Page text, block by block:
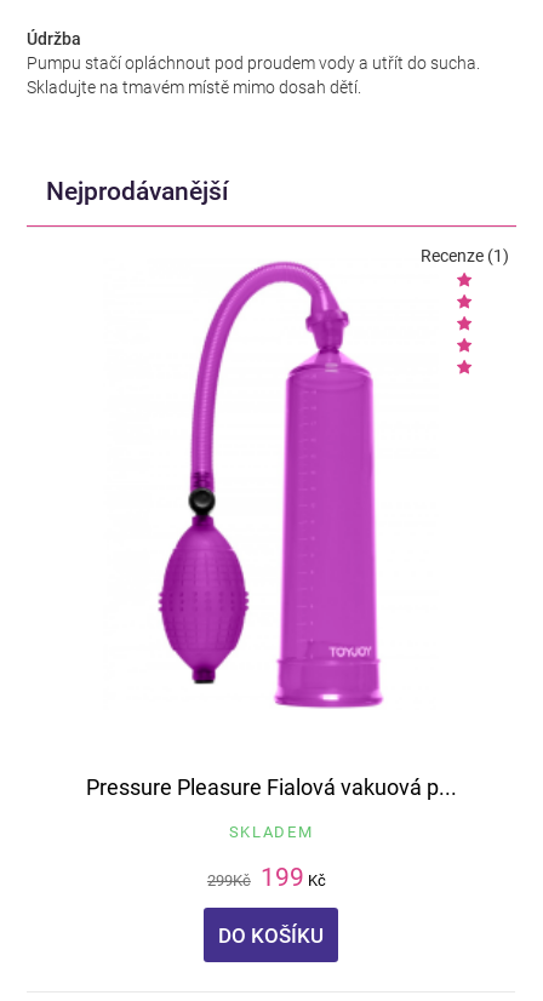
Údržba
Pumpu stačí opláchnout pod proudem vody a utřít do sucha.
Skladujte na tmavém místě mimo dosah dětí.
Nejprodávanější
Pressure Pleasure Fialová vakuová p...
SKLADEM
299Kč 199 Kč
DO KOŠÍKU
Recenze (1)